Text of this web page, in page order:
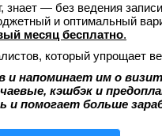
знает — без ведения
и оптимальный
месяц бесплатно.
который упрощает
и напоминает им о
кэшбэк и
и помогает больше